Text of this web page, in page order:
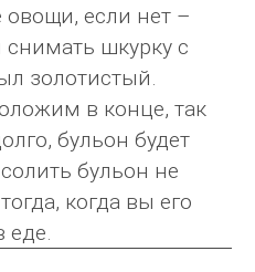
если нет –
шкурку с
золотистый.
в конце, так
бульон будет
бульон не
когда вы его
еде.